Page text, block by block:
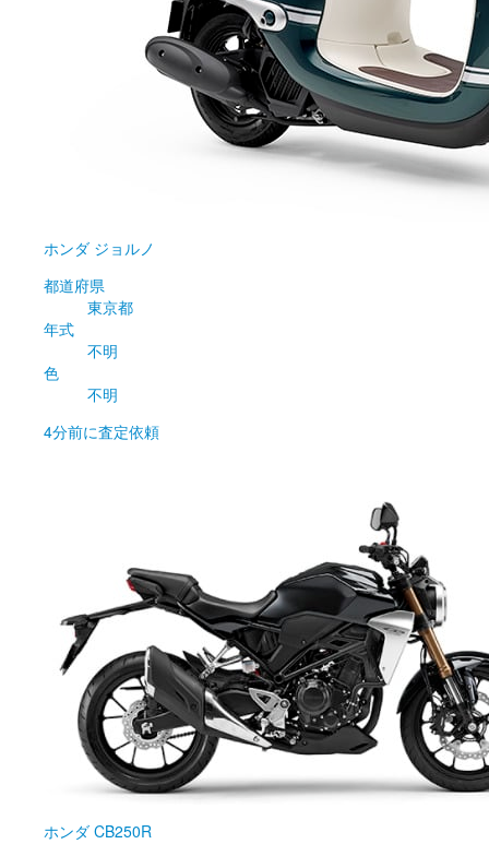
ホンダ ジョルノ
都道府県
東京都
年式
不明
色
不明
4分前に査定依頼
ホンダ CB250R